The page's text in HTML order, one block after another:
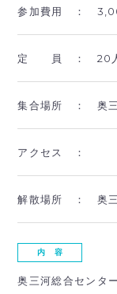
参加費用 ：
定 員 ： 20
集合場所 ： 奥
アクセス ：
解散場所 ： 奥
内 容
奥三河総合センタ